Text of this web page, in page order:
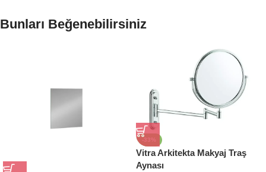
Bunları Beğenebilirsiniz
-33%
Vitra Arkitekta Makyaj Traş
Aynası